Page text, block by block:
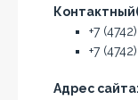
+7
+7
Адрес сайта: